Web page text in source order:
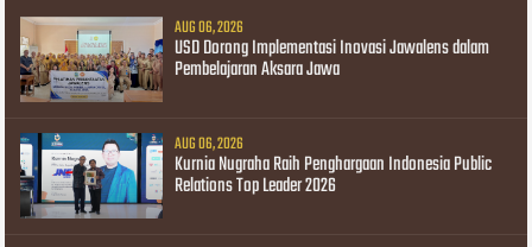
AUG 06, 2026
USD Dorong Implementasi Inovasi Jawalens dalam
Pembelajaran Aksara Jawa
AUG 06, 2026
Kurnia Nugraha Raih Penghargaan Indonesia Public
Relations Top Leader 2026